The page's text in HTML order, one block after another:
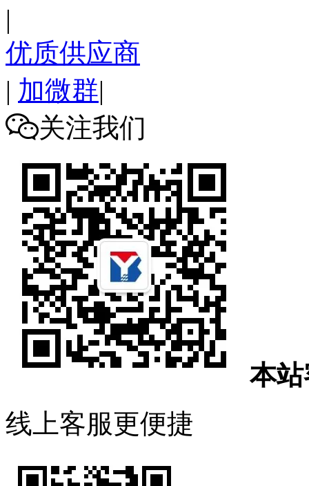
|
优质供应商
| 加微群|
关注我们
本
线上客服更便捷